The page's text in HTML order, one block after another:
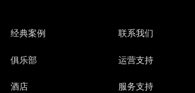
经典案例
俱乐部
酒店
联系我们
运营支持
服务支持